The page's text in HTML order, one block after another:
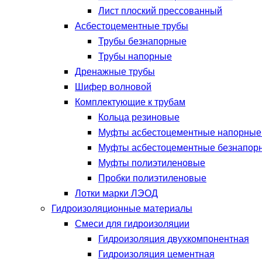
Лист плоский прессованный
Асбестоцементные трубы
Трубы безнапорные
Трубы напорные
Дренажные трубы
Шифер волновой
Комплектующие к трубам
Кольца резиновые
Муфты асбестоцементные
Муфты асбестоцементные
Муфты полиэтиленовые
Пробки полиэтиленовые
Лотки марки ЛЭОД
Гидроизоляционные материалы
Смеси для гидроизоляции
Гидроизоляция двухкомпонентная
Гидроизоляция цементная